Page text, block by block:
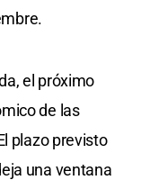
el próximo
de las
plazo previsto
una ventana